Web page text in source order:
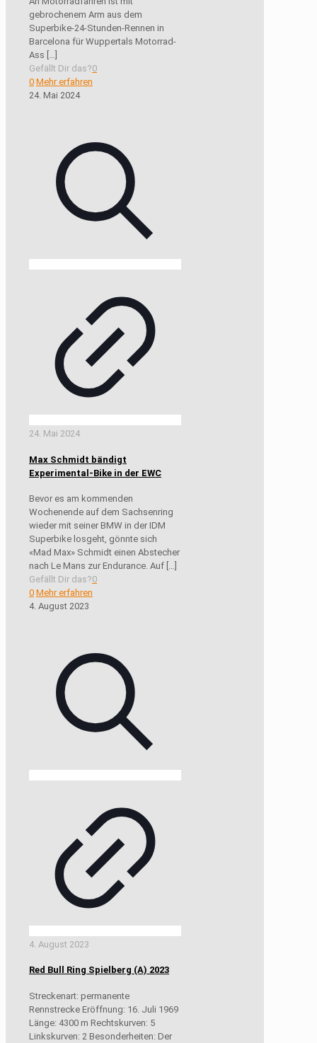
gebrochenem Arm aus dem
Superbike-24-Stunden-Rennen in
Barcelona für Wuppertals Motorrad-
Ass […]
Gefällt Dir das?0
0 Mehr erfahren
24. Mai 2024
24. Mai 2024
Max Schmidt bändigt
Experimental-Bike in der EWC
Bevor es am kommenden
Wochenende auf dem Sachsenring
wieder mit seiner BMW in der IDM
Superbike losgeht, gönnte sich
«Mad Max» Schmidt einen Abstecher
nach Le Mans zur Endurance. Auf
Gefällt Dir das?0
0 Mehr erfahren
4. August 2023
4. August 2023
Red Bull Ring Spielberg (A) 2023
Streckenart: permanente
Rennstrecke Eröffnung: 16. Juli 1969
Länge: 4300 m Rechtskurven: 5
Linkskurven: 2 Besonderheiten: Der